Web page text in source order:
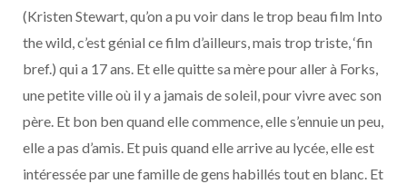
(Kristen Stewart, qu’on a pu voir dans le trop beau film Into
the wild, c’est génial ce film d’ailleurs, mais trop triste, ‘fin
bref.) qui a 17 ans. Et elle quitte sa mère pour aller à Forks,
une petite ville où il y a jamais de soleil, pour vivre avec son
père. Et bon ben quand elle commence, elle s’ennuie un peu,
elle a pas d’amis. Et puis quand elle arrive au lycée, elle est
intéressée par une famille de gens habillés tout en blanc. Et